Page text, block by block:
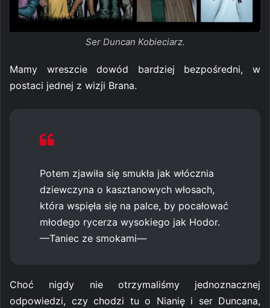
Ser Duncan Kobieciarz.
Mamy wreszcie dowód bardziej bezpośredni, w
postaci jednej z wizji Brana.
Potem zjawiła się smukła jak włócznia
dziewczyna o kasztanowych włosach,
która wspięła się na palce, by pocałować
młodego rycerza wysokiego jak Hodor.
—Taniec ze smokami—
Choć nigdy nie otrzymaliśmy jednoznacznej
odpowiedzi, czy chodzi tu o Nianię i ser Duncana,